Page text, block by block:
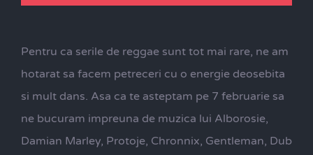
Pentru ca serile de reggae sunt tot mai rare, ne am
hotarat sa facem petreceri cu o energie deosebita
si mult dans. Asa ca te asteptam pe 7 februarie sa
ne bucuram impreuna de muzica lui Alborosie,
Damian Marley, Protoje, Chronnix, Gentleman, Dub